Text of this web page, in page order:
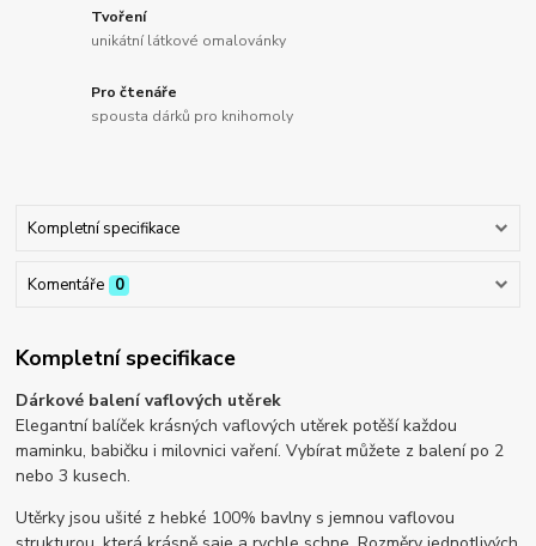
Tvoření
unikátní látkové omalovánky
Pro čtenáře
spousta dárků pro knihomoly
Kompletní specifikace
Komentáře 0
Kompletní specifikace
Dárkové balení vaflových utěrek
Elegantní balíček krásných vaflových utěrek potěší každou
maminku, babičku i milovnici vaření. Vybírat můžete z balení po 2
nebo 3 kusech.
Utěrky jsou ušité z hebké 100% bavlny s jemnou vaflovou